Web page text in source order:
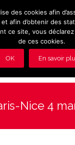
Nice 4
des cookies afin
afin d’obtenir des
ce site, vous
de ces cookies.
OK En savoir